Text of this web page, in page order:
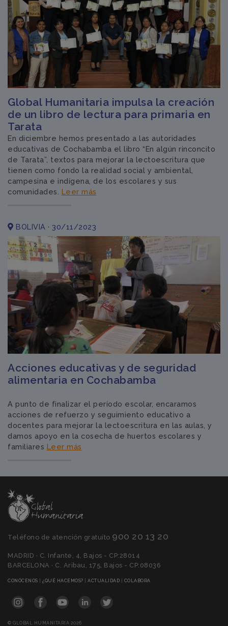
Global Humanitaria impulsa la creación
de un libro de lectura para primaria en
Tarata
En diciembre hemos presentado a las autoridades
educativas de Cochabamba el libro “En algún rinconcito
de Tarata”, textos para mejorar la lectoescritura que
tienen como fondo la realidad social y ambiental,
campesina e indígena, de los escolares y sus
comunidades. Leer más
BOLIVIA · 30/11/2023
Acciones educativas y de seguridad
alimentaria en Cochabamba
A punto de finalizar el período escolar, encaramos
acciones de refuerzo y seguimiento educativo a
docentes para mejorar la lectoescritura en las aulas, y
damos apoyo en la cosecha de huertos escolares y
familiares Leer más
Teléfono de atención gratuíto 900 20 13 20
MADRID · C. Infante, 4, Bajos - CP:28014
BARCELONA · C. Aribau, 175, Bajos - CP:08036
CONÓCENOS (CURRENT)
¿QUÉ HACEMOS? (CURRENT)
ACTUALIDAD (CURRENT)
COLABORA(CURRENT)
© GLOBAL HUMANITARIA 2026